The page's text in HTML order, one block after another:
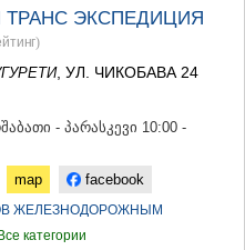
ЭКСПЕДИЦИЯ
)
, УЛ. ЧИКОБАВА 24
- პარასკევი 10:00 -
map facebook
ЖЕЛЕЗНОДОРОЖНЫМ
категории